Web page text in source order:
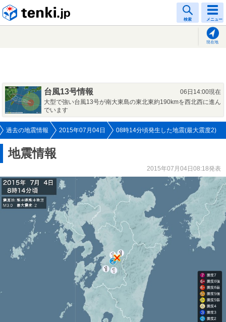
検索 メニュー
現在地
台風13号情報
06日14:00現在
大型で強い台風13号が南大東島の東北東約190kmを西北西に進ん
でいます
過去の地震情報 2015年07月04日 08時14分頃発生した地震(最大震度2)
地震情報
2015年07月04日08:18発表